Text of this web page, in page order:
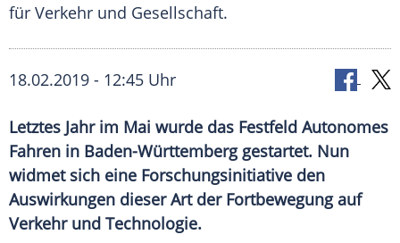
für Verkehr und Gesellschaft.
18.02.2019 - 12:45 Uhr
Letztes Jahr im Mai wurde das Festfeld Autonomes
Fahren in Baden-Württemberg gestartet. Nun
widmet sich eine Forschungsinitiative den
Auswirkungen dieser Art der Fortbewegung auf
Verkehr und Technologie.